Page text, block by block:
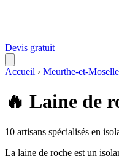
Devis gratuit
Accueil › Meurthe-et-Moselle
🔥 Laine de
10 artisans spécialisés en
La laine de roche est un